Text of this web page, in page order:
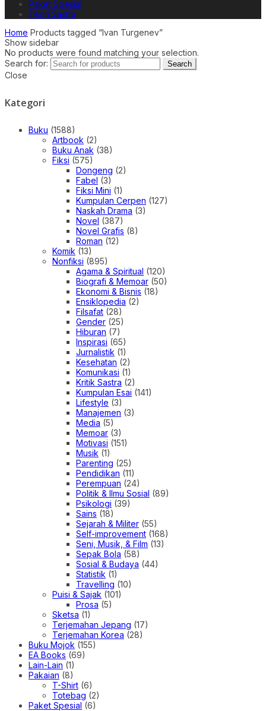
Paket Spesial
Teori Sastra
Home Products tagged “Ivan Turgenev”
Show sidebar
No products were found matching your selection.
Search for:
Search
Close
Kategori
Buku (1588)
Artbook (2)
Buku Anak (38)
Fiksi (575)
Dongeng (2)
Fabel (3)
Fiksi Mini (1)
Kumpulan Cerpen (127)
Naskah Drama (3)
Novel (387)
Novel Grafis (8)
Roman (12)
Komik (13)
Nonfiksi (895)
Agama & Spiritual (120)
Biografi & Memoar (50)
Ekonomi & Bisnis (18)
Ensiklopedia (2)
Filsafat (28)
Gender (25)
Hiburan (7)
Inspirasi (65)
Jurnalistik (1)
Kesehatan (2)
Komunikasi (1)
Kritik Sastra (2)
Kumpulan Esai (141)
Lifestyle (3)
Manajemen (3)
Media (5)
Memoar (3)
Motivasi (151)
Musik (1)
Parenting (25)
Pendidikan (11)
Perempuan (24)
Politik & Ilmu Sosial (89)
Psikologi (39)
Sains (18)
Sejarah & Militer (55)
Self-improvement (168)
Seni, Musik, & Film (13)
Sepak Bola (58)
Sosial & Budaya (44)
Statistik (1)
Travelling (10)
Puisi & Sajak (101)
Prosa (5)
Sketsa (1)
Terjemahan Jepang (17)
Terjemahan Korea (28)
Buku Mojok (155)
EA Books (69)
Lain-Lain (1)
Pakaian (8)
T-Shirt (6)
Totebag (2)
Paket Spesial (6)